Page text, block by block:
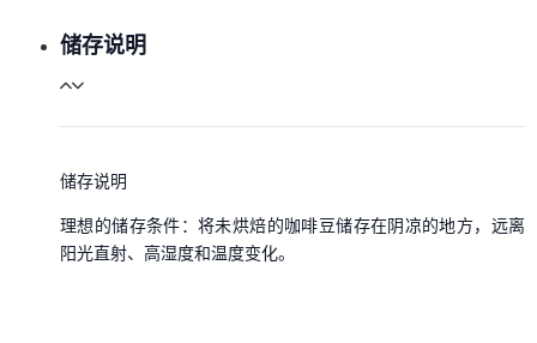
储存说明
储存说明
理想的储存条件：将未烘焙的咖啡豆储存在阴凉的地方，远离
阳光直射、高湿度和温度变化。